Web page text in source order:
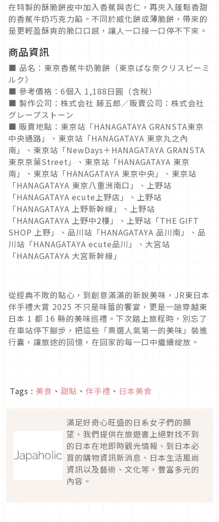
在特製的酥脆餅皮中加入香蕉與杏仁，再夾入蓬鬆香甜
的香蕉牛奶巧克力餡。不同於威化餅或薄脆餅，帶來的
是更輕盈酥爽的脆口口感，讓人一口接一口停不下來。
商品資訊
■ 品名：東京香蕉牛奶脆餅（東京ばな奈クリスピーミ
ルク）
■ 參考價格：6個入 1,188日圓（含稅）
■ 製作公司：株式会社 藤五郎／販賣公司：株式会社
グレープストーン
■ 販賣地點：東京站「HANAGATAYA GRANSTA東京
中央通路」、東京站「HANAGATAYA 東京丸之內
南」、東京站「NewDays＋HANAGATAYA GRANSTA
東京京葉Street」、東京站「HANAGATAYA 東京
南」、東京站「HANAGATAYA 東京中央」、東京站
「HANAGATAYA 東京八重洲南口」、上野站
「HANAGATAYA ecute上野店」、上野站
「HANAGATAYA 上野新幹線」、上野站
「HANAGATAYA 上野中2樓」、上野站「THE GIFT
SHOP 上野」、品川站「HANAGATAYA 品川南」、品
川站「HANAGATAYA ecute品川」、大宮站
「HANAGATAYA 大宮新幹線」
從經典不敗的點心，到創意滿滿的新銳美味，JR東日本
伴手禮大賞 2025 不只是味蕾的饗宴，更是一趟穿越東
日本 1 都 16 縣的美味巡禮。下次踏上旅程時，別忘了
在車站停下腳步，把這些「票選人氣第一的美味」裝進
行囊，讓旅途的回憶，在回家的每一口中繼續綻放。
Tags : 美食 、 甜點 、 伴手禮 、 日本美食
滿足好奇心旺盛的日系女子們的願
望，我們提供在旅遊書上絕對找不到
的日本在地即時觀光情報、到日本必
買的購物資訊新消息、日本生活風尚
資訊以及藝術、文化等，豐富多元的
內容。